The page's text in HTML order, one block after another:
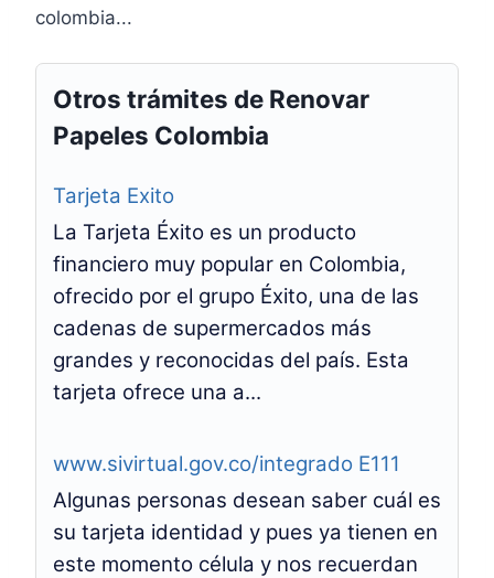
colombia...
Otros trámites de Renovar
Papeles Colombia
Tarjeta Exito
La Tarjeta Éxito es un producto
financiero muy popular en Colombia,
ofrecido por el grupo Éxito, una de las
cadenas de supermercados más
grandes y reconocidas del país. Esta
tarjeta ofrece una a...
www.sivirtual.gov.co/integrado E111
Algunas personas desean saber cuál es
su tarjeta identidad y pues ya tienen en
este momento célula y nos recuerdan